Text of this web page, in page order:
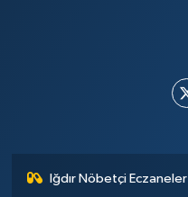
Iğdır Nöbetçi Eczaneler